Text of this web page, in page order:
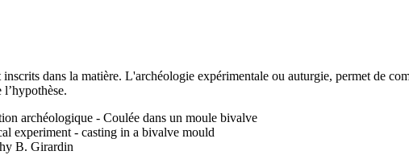
dans la matière. L'archéologie expérimentale ou auturgie, permet de
archéologique - Coulée dans un moule bivalve
experiment - casting in a bivalve mould
B. Girardin